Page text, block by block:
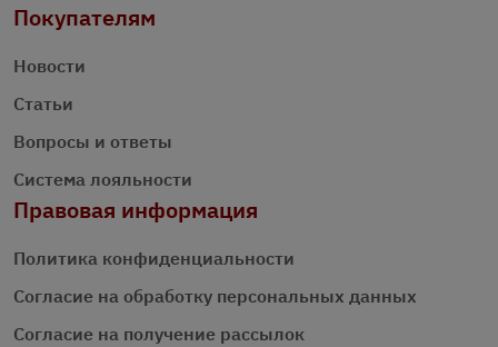
Покупателям
Новости
Статьи
Вопросы и ответы
Система лояльности
Правовая информация
Политика конфиденциальности
Согласие на обработку персональных данных
Согласие на получение рассылок